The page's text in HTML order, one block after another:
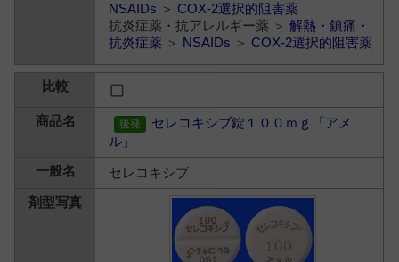
NSAIDs ＞ COX-2選択的阻害薬
抗炎症薬・抗アレルギー薬 ＞解熱・鎮痛・
抗炎症薬 ＞ NSAIDs ＞ COX-2選択的阻害薬
セレコキシブ錠１００ｍｇ「アメ
ル」
セレコキシブ